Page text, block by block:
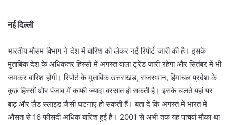
नई दिल्ली
भारतीय मौसम विभाग ने देश में बारिश को लेकर नई रिपोर्ट जारी की है। इसके
मुताबिक देश के अधिकतर हिस्सों में अगस्त वाला ट्रेंड जारी रहेगा और सितंबर में भी
जमकर बारिश होगी। रिपोर्ट के मुताबिक उत्तराखंड, राजस्थान, हिमाचल प्रदेश के
कुछ हिस्सों और पंजाब में काफी ज्यादा बरसात हो सकती है। इसके चलते यहां पर
बाढ़ और लैंड स्लाइड जैसी घटनाएं हो सकती हैं। बता दें कि अगस्त में भारत में
औसत से 16 फीसदी अधिक बारिश हुई है। 2001 से अभी तक यह पांचवां मौका था